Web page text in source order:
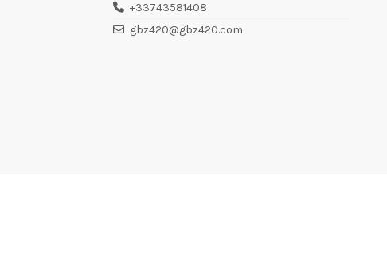
+33743581408
gbz420@gbz420.com